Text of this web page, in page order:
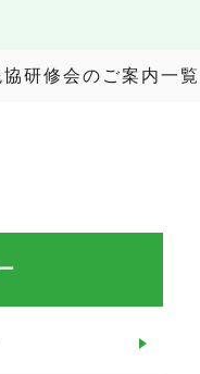
協研修会のご案内一覧